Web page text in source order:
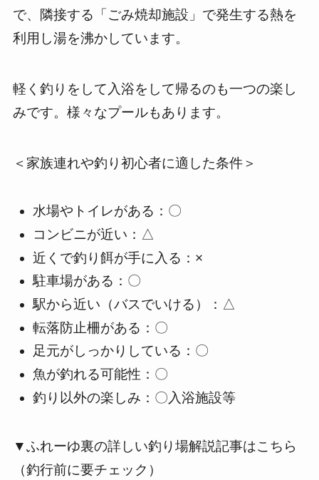
で、隣接する「ごみ焼却施設」で発生する熱を
利用し湯を沸かしています。
軽く釣りをして入浴をして帰るのも一つの楽し
みです。様々なプールもあります。
＜家族連れや釣り初心者に適した条件＞
水場やトイレがある：〇
コンビニが近い：△
近くで釣り餌が手に入る：×
駐車場がある：〇
駅から近い（バスでいける）：△
転落防止柵がある：〇
足元がしっかりしている：〇
魚が釣れる可能性：〇
釣り以外の楽しみ：〇入浴施設等
▼ふれーゆ裏の詳しい釣り場解説記事はこちら
（釣行前に要チェック）